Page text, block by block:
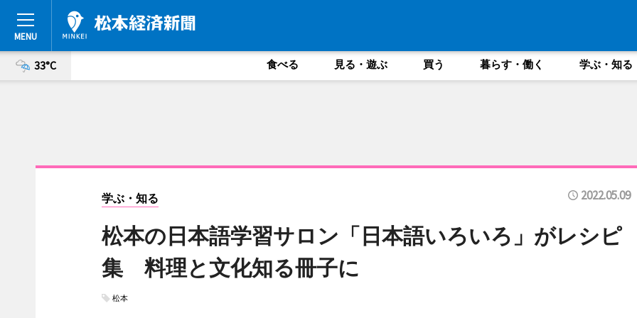
33°C 食べる 見る・遊ぶ 買う 暮らす・働く 学ぶ・知る
学ぶ・知る 2022.05.09
松本の日本語学習サロン「日本語いろいろ」がレシピ
集 料理と文化知る冊子に
松本